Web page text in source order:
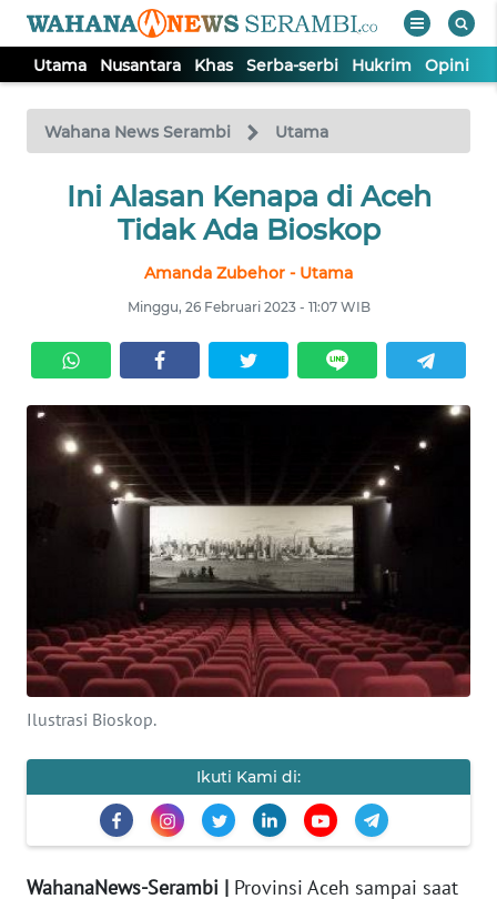
Utama Nusantara Khas Serba-serbi Hukrim Opini
Wahana News Serambi Utama
Ini Alasan Kenapa di Aceh
Tidak Ada Bioskop
Amanda Zubehor - Utama
Minggu, 26 Februari 2023 - 11:07 WIB
Ilustrasi Bioskop.
Ikuti Kami di:
WahanaNews-Serambi | Provinsi Aceh sampai saat
TV
Tutup
UTAMA
SERBA-
SERBI
HUKRIM
Informasi
INDEKS
BERITA
IKLAN